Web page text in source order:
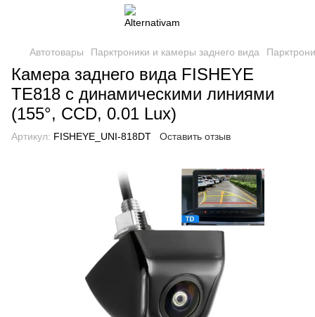
Автотовары Парктроники и камеры заднего вида
Камера заднего вида FISHEYE
TE818 с динамическими линиями
(155°, CCD, 0.01 Lux)
Артикул: FISHEYE_UNI-818DT Оставить отзыв